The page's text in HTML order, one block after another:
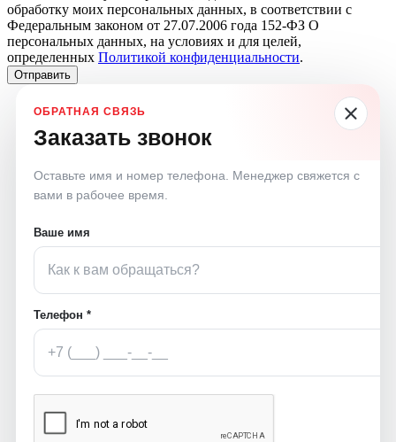
обработку моих персональных данных, в соответствии с
Федеральным законом от 27.07.2006 года 152-ФЗ О
персональных данных, на условиях и для целей,
определенных Политикой конфиденциальности.
Отправить
Заказать звонок
Оставьте имя и номер телефона. Менеджер свяжется с
вами в рабочее время.
Ваше имя
Телефон *